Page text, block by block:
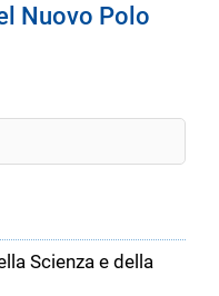
Nuovo Polo
Scienza e della